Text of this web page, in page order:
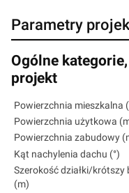
Parametry
Ogólne
projekt
Powierzchnia mieszkalna
Powierzchnia użytkowa
Powierzchnia zabudowy
Kąt nachylenia dachu (°)
Szerokość działki/krótszy
(m)